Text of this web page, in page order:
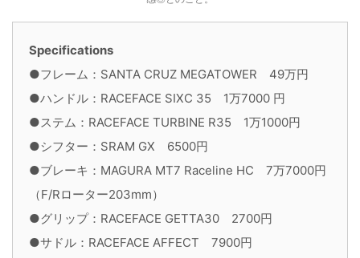
Specifications
●フレーム：SANTA CRUZ MEGATOWER 49万円
●ハンドル：RACEFACE SIXC 35 1万7000 円
●ステム：RACEFACE TURBINE R35 1万1000円
●シフター：SRAM GX 6500円
●ブレーキ：MAGURA MT7 Raceline HC 7万7000円
（F/Rローター203mm）
●グリップ：RACEFACE GETTA30 2700円
●サドル：RACEFACE AFFECT 7900円